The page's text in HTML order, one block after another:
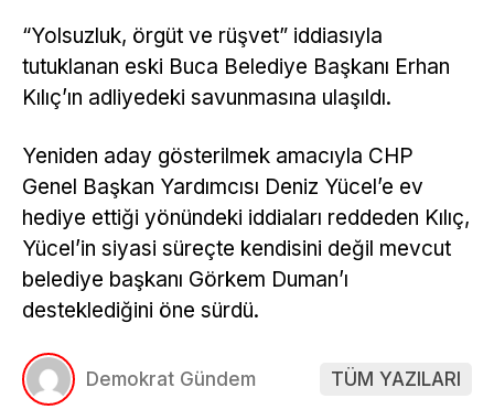
“Yolsuzluk, örgüt ve rüşvet” iddiasıyla
tutuklanan eski Buca Belediye Başkanı Erhan
Kılıç’ın adliyedeki savunmasına ulaşıldı.
Yeniden aday gösterilmek amacıyla CHP
Genel Başkan Yardımcısı Deniz Yücel’e ev
hediye ettiği yönündeki iddiaları reddeden Kılıç,
Yücel’in siyasi süreçte kendisini değil mevcut
belediye başkanı Görkem Duman’ı
desteklediğini öne sürdü.
Demokrat Gündem TÜM YAZILARI